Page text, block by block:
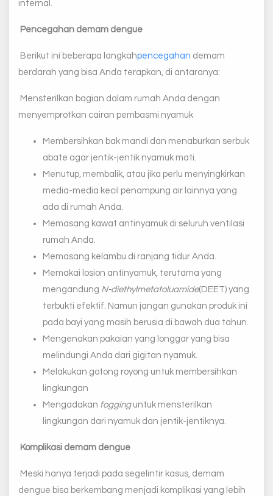
internal.
Pencegahan demam dengue
Berikut ini beberapa langkahpencegahan demam
berdarah yang bisa Anda terapkan, di antaranya:
Mensterilkan bagian dalam rumah Anda dengan
menyemprotkan cairan pembasmi nyamuk
Membersihkan bak mandi dan menaburkan serbuk
abate agar jentik-jentik nyamuk mati.
Menutup, membalik, atau jika perlu menyingkirkan
media-media kecil penampung air lainnya yang
ada di rumah Anda.
Memasang kawat antinyamuk di seluruh ventilasi
rumah Anda.
Memasang kelambu di ranjang tidur Anda.
Memakai losion antinyamuk, terutama yang
mengandung N-diethylmetatoluamide(DEET) yang
terbukti efektif. Namun jangan gunakan produk ini
pada bayi yang masih berusia di bawah dua tahun.
Mengenakan pakaian yang longgar yang bisa
melindungi Anda dari gigitan nyamuk.
Melakukan gotong royong untuk membersihkan
lingkungan
Mengadakan fogginguntuk mensterilkan
lingkungan dari nyamuk dan jentik-jentiknya.
Komplikasi demam dengue
Meski hanya terjadi pada segelintir kasus, demam
dengue bisa berkembang menjadi komplikasi yang lebih